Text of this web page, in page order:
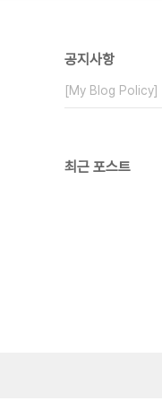
공지사항
[My Blog Policy]
최근 포스트